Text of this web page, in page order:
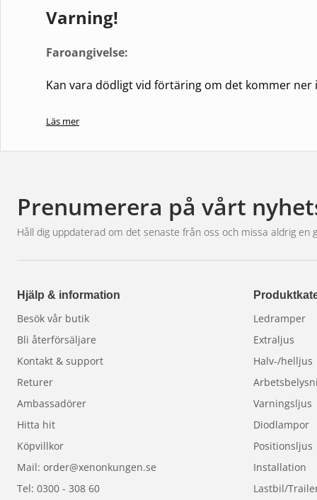
Varning!
Faroangivelse:
Kan vara dödligt vid förtäring om det kommer ner
Skyddsangivelser:
Ha förpackningen eller etiketten till hands om du
VID FÖRTÄRING: Kontakta genast
Framkalla INTE kräkning
Förvaras inlåst
Innehållet och behållaren lämnas till auktoriserad
Läs mer
Prenumerera på vårt
Håll dig uppdaterad om det senaste från oss och missa aldrig en
Hjälp & information
Besök vår butik
Bli återförsäljare
Kontakt & support
Returer
Ambassadörer
Hitta hit
Köpvillkor
Mail: order@xenonkungen.se
Tel: 0300 - 308 60
Ledramper
Extraljus
Halv-/helljus
Varningsljus
Diodlampor
Positionsljus
Installation
Lastbil/